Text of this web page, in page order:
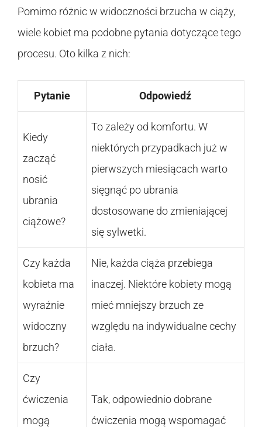
Pomimo różnic w widoczności brzucha w ciąży,
wiele kobiet ma podobne pytania dotyczące tego
procesu. Oto kilka z nich:
Pytanie Odpowiedź
Kiedy
zacząć
nosić
ubrania
ciążowe?
To zależy od komfortu. W
niektórych przypadkach już w
pierwszych miesiącach warto
sięgnąć po ubrania
dostosowane do zmieniającej
się sylwetki.
Czy każda
kobieta ma
wyraźnie
widoczny
brzuch?
Nie, każda ciąża przebiega
inaczej. Niektóre kobiety mogą
mieć mniejszy brzuch ze
względu na indywidualne cechy
ciała.
Czy
ćwiczenia
mogą
Tak, odpowiednio dobrane
ćwiczenia mogą wspomagać